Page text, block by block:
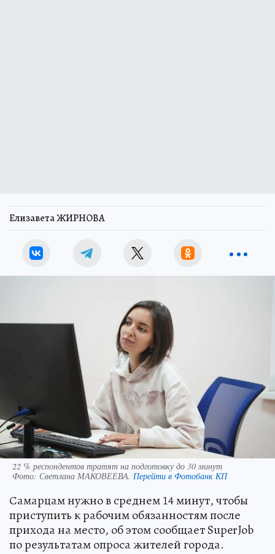
Елизавета ЖИРНОВА
22 % респондентов тратят на подготовку до 30 минут
Фото: Светлана МАКОВЕЕВА. Перейти в Фотобанк КП
Самарцам нужно в среднем 14 минут, чтобы
приступить к рабочим обязанностям после
прихода на место, об этом сообщает SuperJob
по результатам опроса жителей города.